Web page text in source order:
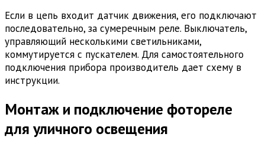
Если в цепь входит датчик движения, его подключают
последовательно, за сумеречным реле. Выключатель,
управляющий несколькими светильниками,
коммутируется с пускателем. Для самостоятельного
подключения прибора производитель дает схему в
инструкции.
Монтаж и подключение фотореле
для уличного освещения